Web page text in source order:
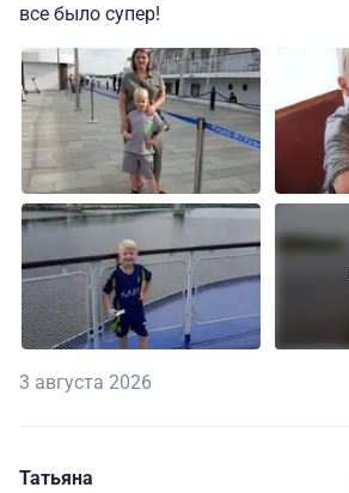
все было супер!
3 августа 2026
Татьяна